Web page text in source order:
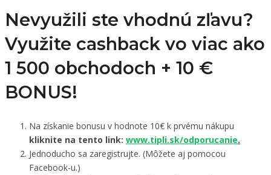
Nevyužili ste vhodnú zľavu?
Využite cashback vo viac ako
1 500 obchodoch + 10 €
BONUS!
Na získanie bonusu v hodnote 10€ k prvému nákupu
kliknite na tento link: www.tipli.sk/odporucanie.
Jednoducho sa zaregistrujte. (Môžete aj pomocou
Facebook-u.)